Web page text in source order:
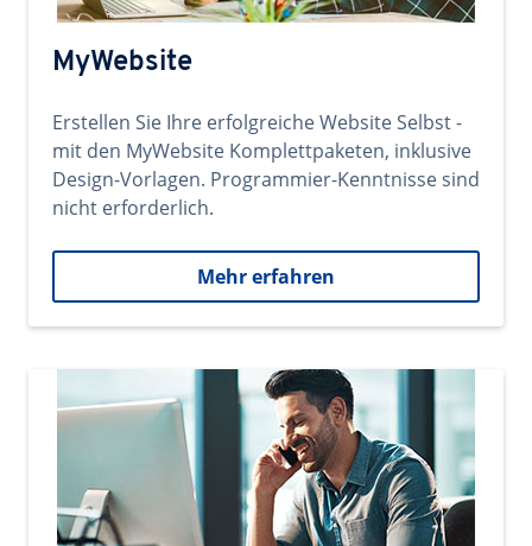
MyWebsite
Erstellen Sie Ihre erfolgreiche Website Selbst -
mit den MyWebsite Komplettpaketen, inklusive
Design-Vorlagen. Programmier-Kenntnisse sind
nicht erforderlich.
Mehr erfahren